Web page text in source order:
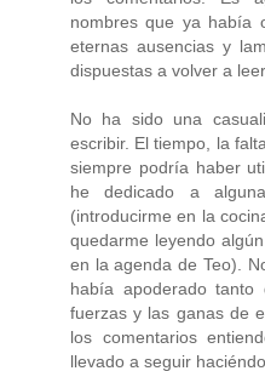
nombres que ya había
eternas ausencias y
dispuestas a volver a
No ha sido una
escribir. El tiempo, la
siempre podría haber
he dedicado a
(introducirme en la
quedarme leyendo
en la agenda de Teo).
había apoderado
fuerzas y las ganas de
los comentarios
llevado a seguir